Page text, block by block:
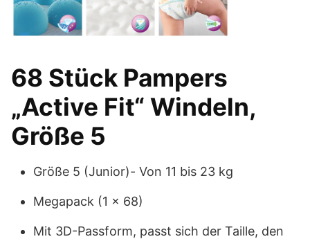
68 Stück Pampers
„Active Fit“ Windeln,
Größe 5
Größe 5 (Junior)- Von 11 bis 23 kg
Megapack (1 x 68)
Mit 3D-Passform, passt sich der Taille, den